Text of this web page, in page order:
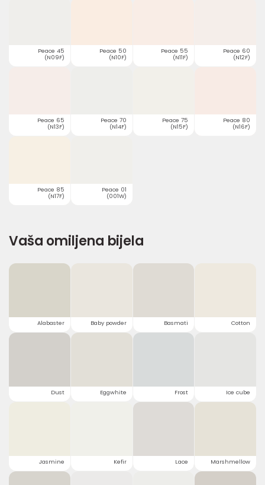
Peace 45
(N09F)
Peace 50
(N10F)
Peace 55
(N11F)
Peace 60
(N12F)
Peace 65
(N13F)
Peace 70
(N14F)
Peace 75
(N15F)
Peace 80
(N16F)
Peace 85
(N17F)
Peace 01
(001W)
Vaša omiljena bijela
Alabaster Baby powder Basmati Cotton
Dust Eggwhite Frost Ice cube
Jasmine Kefir Lace Marshmellow